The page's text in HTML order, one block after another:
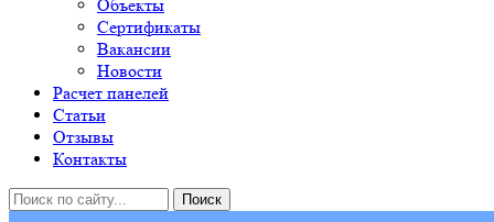
Объекты
Сертификаты
Вакансии
Новости
Расчет панелей
Статьи
Отзывы
Контакты